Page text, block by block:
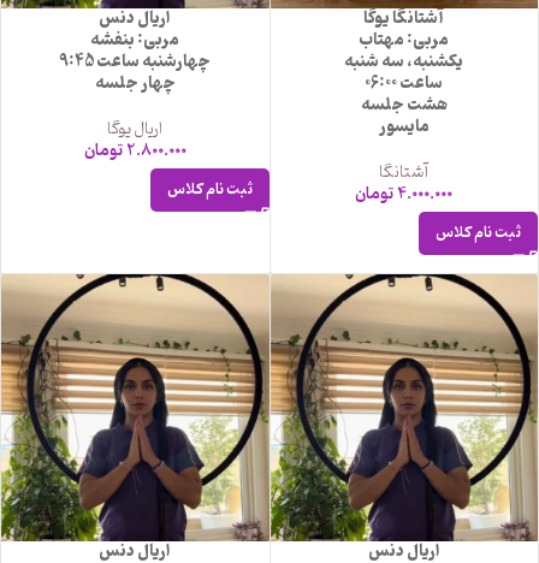
آشتانگا یوگا
مربی: مهتاب
یکشنبه، سه شنبه
ساعت 06:00
هشت جلسه
مایسور
آشتانگا
4.000.000تومان
ثبت نام کلاس
اریال دنس
مربی: بنفشه
چهارشنبه ساعت 9:45
چهار جلسه
اریال یوگا
2.800.000تومان
ثبت نام کلاس
اریال دنس اریال دنس